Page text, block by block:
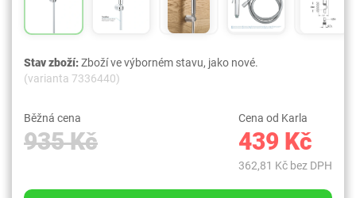
Stav zboží:Zboží ve výborném stavu, jako nové.
(varianta 7336440)
Běžná cena
935 Kč
Cena od Karla
439 Kč
362,81 Kč bez DPH